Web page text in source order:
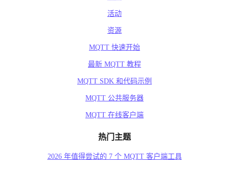
活动
资源
MQTT 快速开始
最新 MQTT 教程
MQTT SDK 和代码示例
MQTT 公共服务器
MQTT 在线客户端
热门主题
2026 年值得尝试的 7 个 MQTT 客户端工具